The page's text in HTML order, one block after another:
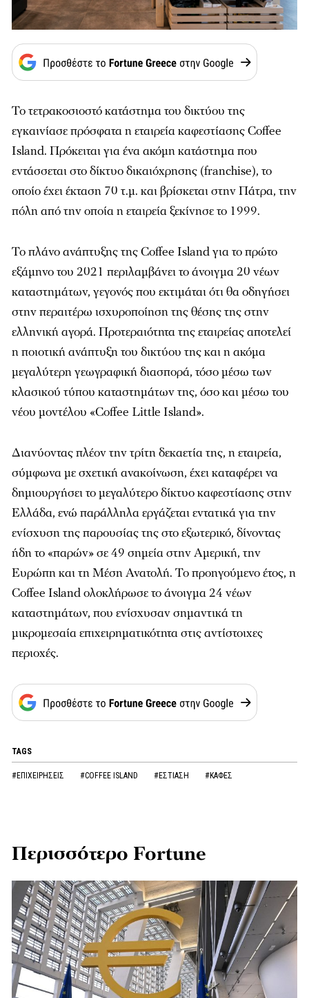
Το τετρακοσιοστό κατάστημα του δικτύου της
εγκαινίασε πρόσφατα η εταιρεία καφεστίασης Coffee
Island. Πρόκειται για ένα ακόμη κατάστημα που
εντάσσεται στο δίκτυο δικαιόχρησης (franchise), το
οποίο έχει έκταση 70 τ.μ. και βρίσκεται στην Πάτρα, την
πόλη από την οποία η εταιρεία ξεκίνησε το 1999.
Το πλάνο ανάπτυξης της Coffee Island για το πρώτο
εξάμηνο του 2021 περιλαμβάνει το άνοιγμα 20 νέων
καταστημάτων, γεγονός που εκτιμάται ότι θα οδηγήσει
στην περαιτέρω ισχυροποίηση της θέσης της στην
ελληνική αγορά. Προτεραιότητα της εταιρείας αποτελεί
η ποιοτική ανάπτυξη του δικτύου της και η ακόμα
μεγαλύτερη γεωγραφική διασπορά, τόσο μέσω των
κλασικού τύπου καταστημάτων της, όσο και μέσω του
νέου μοντέλου «Coffee Little Island».
Διανύοντας πλέον την τρίτη δεκαετία της, η εταιρεία,
σύμφωνα με σχετική ανακοίνωση, έχει καταφέρει να
δημιουργήσει το μεγαλύτερο δίκτυο καφεστίασης στην
Ελλάδα, ενώ παράλληλα εργάζεται εντατικά για την
ενίσχυση της παρουσίας της στο εξωτερικό, δίνοντας
ήδη το «παρών» σε 49 σημεία στην Αμερική, την
Ευρώπη και τη Μέση Ανατολή. Το προηγούμενο έτος, η
Coffee Island ολοκλήρωσε το άνοιγμα 24 νέων
καταστημάτων, που ενίσχυσαν σημαντικά τη
μικρομεσαία επιχειρηματικότητα στις αντίστοιχες
περιοχές.
TAGS
#ΕΠΙΧΕΙΡΗΣΕΙΣ #COFFEE ISLAND #ΕΣΤΙΑΣΗ #ΚΑΦΕΣ
Περισσότερο Fortune